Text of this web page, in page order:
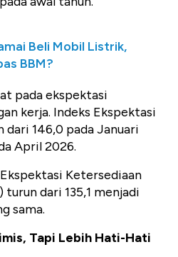
Beli Mobil Listrik,
BBM?
pada ekspektasi
kerja. Indeks Ekspektasi
dari 146,0 pada Januari
April 2026.
Ketersediaan
turun dari 135,1 menjadi
sama.
Tapi Lebih Hati-Hati